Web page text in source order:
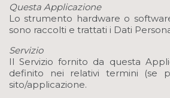
Questa Applicazione
Lo strumento hardware o
sono raccolti e trattati i Dati
Servizio
Il Servizio fornito da questa
definito nei relativi termini (se
sito/applicazione.